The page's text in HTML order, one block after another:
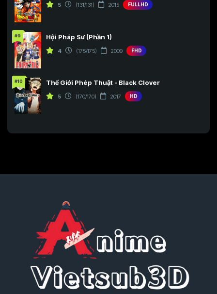
5 (131/131) 2015 FULLHD
#9 Hội Pháp Sư (Phần 1)
4 (175/175) 2009 FHD
#10 Thế Giới Phép Thuật - Black Clover
5 (170/170) 2017 HD